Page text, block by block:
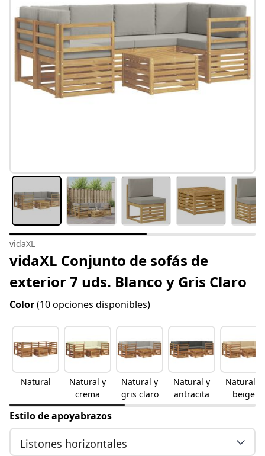
#sharemevidaxl
vidaXL
vidaXL Conjunto de sofás de
exterior 7 uds. Blanco y Gris Claro
Color(10 opciones disponibles)
Natural
Natural y
crema
Natural y
gris claro
Natural y
antracita
Natural y
beige
Estilo de apoyabrazos
Listones horizontales